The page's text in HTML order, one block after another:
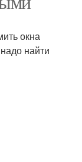
окна
найти